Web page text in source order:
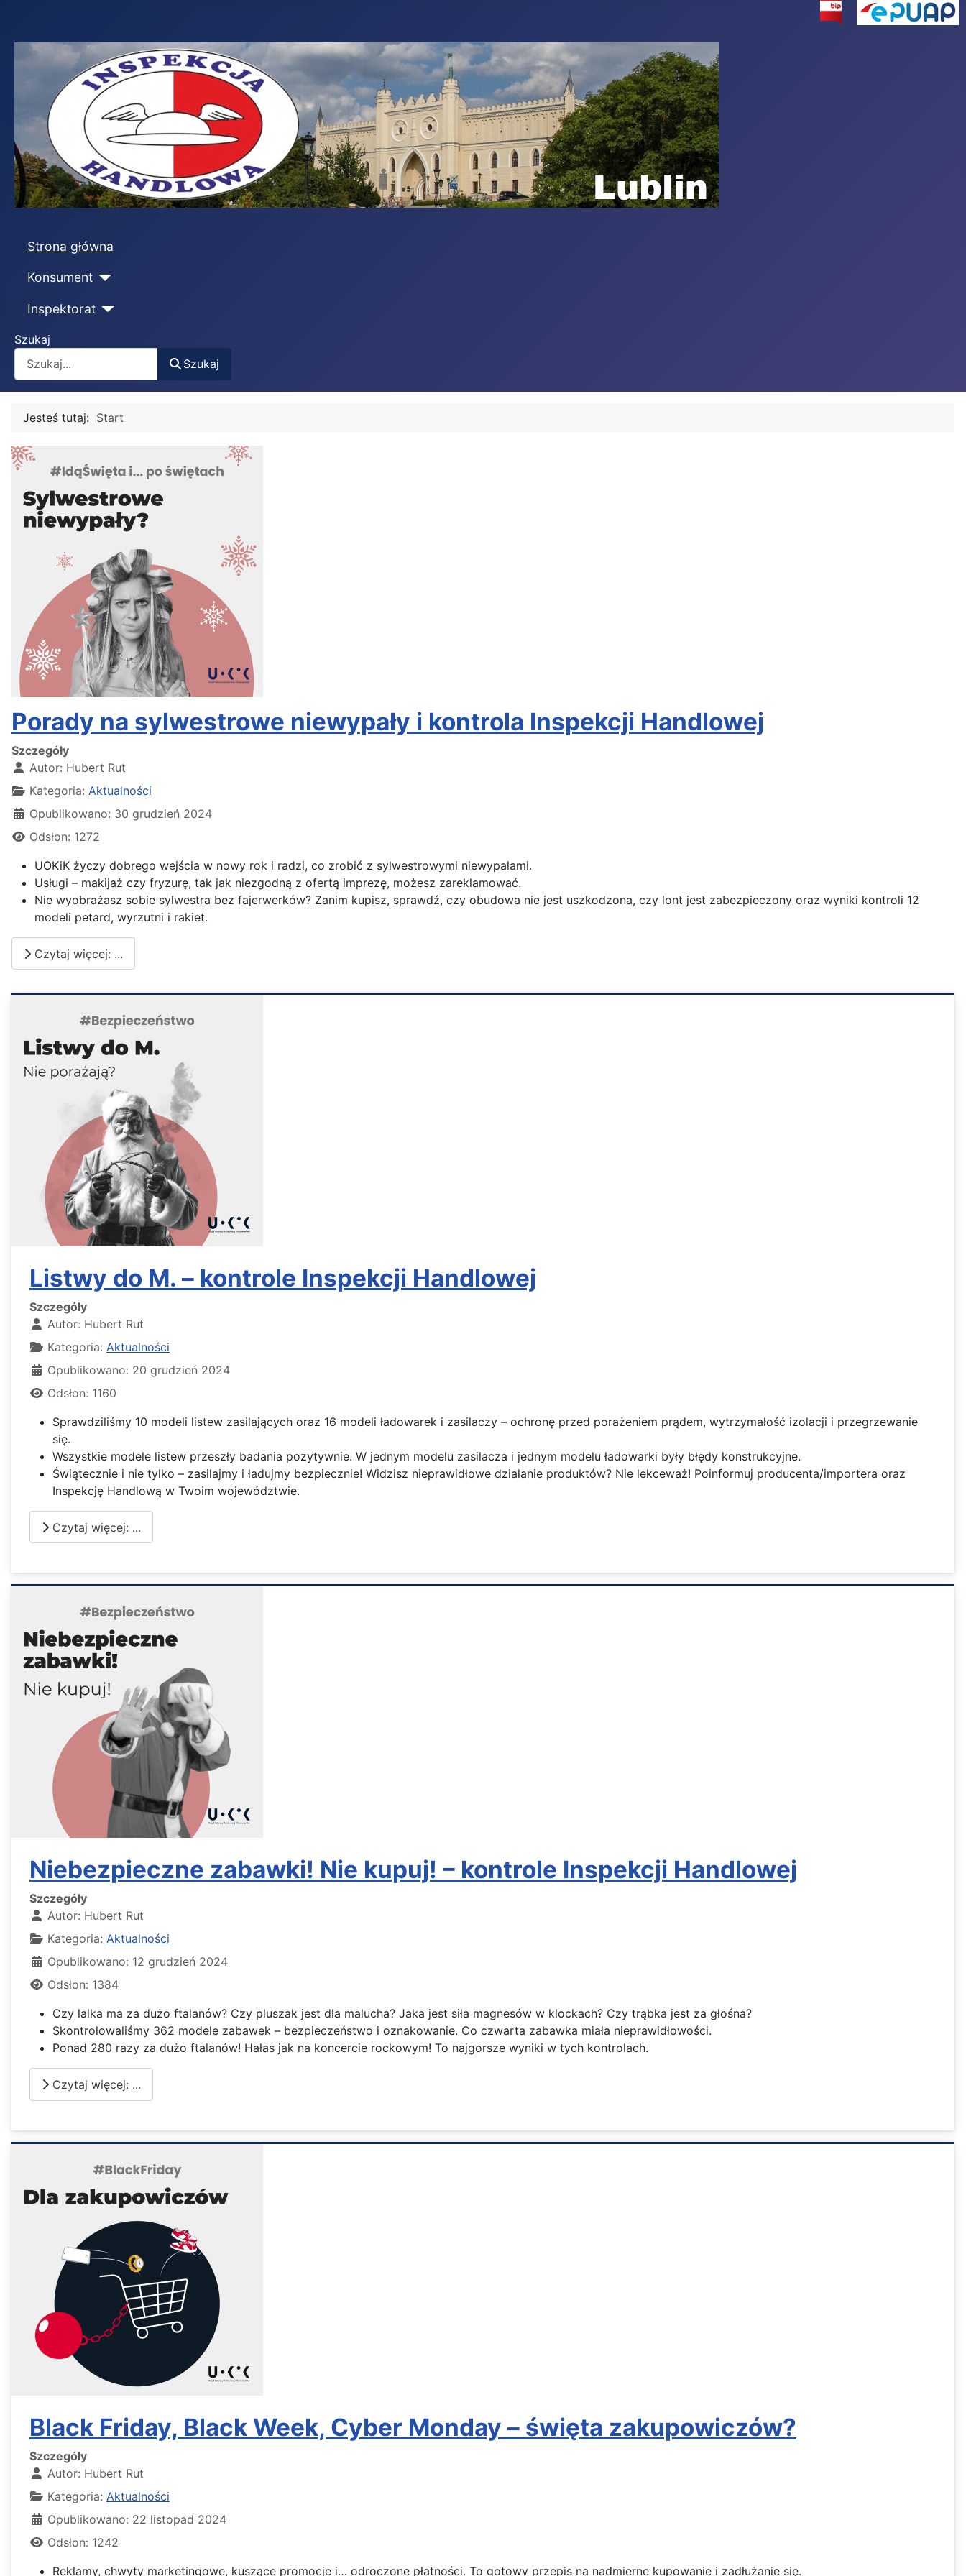
Strona główna
Konsument
Inspektorat
Szukaj
Szukaj
Jesteś tutaj: Start
Porady na sylwestrowe niewypały i kontrola Inspekcji Handlowej
Szczegóły
Autor: Hubert Rut
Kategoria: Aktualności
Opublikowano: 30 grudzień 2024
Odsłon: 1272
UOKiK życzy dobrego wejścia w nowy rok i radzi, co zrobić z sylwestrowymi niewypałami.
Usługi – makijaż czy fryzurę, tak jak niezgodną z ofertą imprezę, możesz zareklamować.
Nie wyobrażasz sobie sylwestra bez fajerwerków? Zanim kupisz, sprawdź, czy obudowa nie jest uszkodzona, czy lont jest zabezpieczony oraz wyniki kontroli 12
modeli petard, wyrzutni i rakiet.
Czytaj więcej: ...
Listwy do M. – kontrole Inspekcji Handlowej
Szczegóły
Autor: Hubert Rut
Kategoria: Aktualności
Opublikowano: 20 grudzień 2024
Odsłon: 1160
Sprawdziliśmy 10 modeli listew zasilających oraz 16 modeli ładowarek i zasilaczy – ochronę przed porażeniem prądem, wytrzymałość izolacji i przegrzewanie
się.
Wszystkie modele listew przeszły badania pozytywnie. W jednym modelu zasilacza i jednym modelu ładowarki były błędy konstrukcyjne.
Świątecznie i nie tylko – zasilajmy i ładujmy bezpiecznie! Widzisz nieprawidłowe działanie produktów? Nie lekceważ! Poinformuj producenta/importera oraz
Inspekcję Handlową w Twoim województwie.
Czytaj więcej: ...
Niebezpieczne zabawki! Nie kupuj! – kontrole Inspekcji Handlowej
Szczegóły
Autor: Hubert Rut
Kategoria: Aktualności
Opublikowano: 12 grudzień 2024
Odsłon: 1384
Czy lalka ma za dużo ftalanów? Czy pluszak jest dla malucha? Jaka jest siła magnesów w klockach? Czy trąbka jest za głośna?
Skontrolowaliśmy 362 modele zabawek – bezpieczeństwo i oznakowanie. Co czwarta zabawka miała nieprawidłowości.
Ponad 280 razy za dużo ftalanów! Hałas jak na koncercie rockowym! To najgorsze wyniki w tych kontrolach.
Czytaj więcej: ...
Black Friday, Black Week, Cyber Monday – święta zakupowiczów?
Szczegóły
Autor: Hubert Rut
Kategoria: Aktualności
Opublikowano: 22 listopad 2024
Odsłon: 1242
Reklamy, chwyty marketingowe, kuszące promocje i… odroczone płatności. To gotowy przepis na nadmierne kupowanie i zadłużanie się.